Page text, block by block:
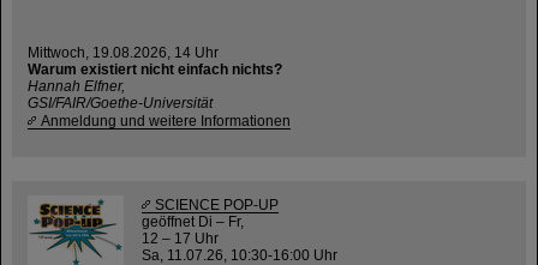
Mittwoch, 19.08.2026, 14 Uhr
Warum existiert nicht einfach nichts?
Hannah Elfner,
GSI/FAIR/Goethe-Universität
Anmeldung und weitere Informationen
SCIENCE POP-UP
geöffnet Di – Fr,
12 – 17 Uhr
Sa, 11.07.26, 10:30-16:00 Uhr